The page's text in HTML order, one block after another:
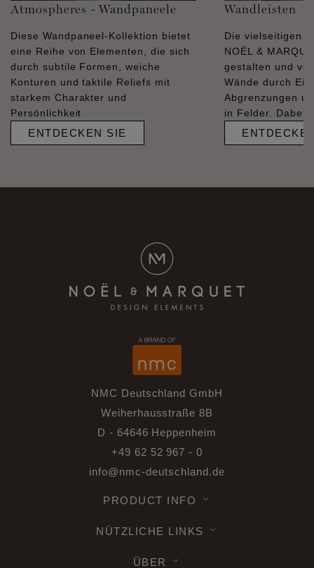
Atmospheres - Wandpaneele
Diese Wandpaneel-Kollektion bietet
eine Reihe von Elementen, die sich
durch subtile Formen, weiche
Konturen und taktile Reliefs mit
starkem Charakter und
Persönlichkeit
ENTDECKEN SIE
Wandleisten
Die vielseitigen
NOËL &
gestalten und
Wände durch
Abgrenzungen
in Felder. Dabei
NMC Deutschland GmbH
Weiherhausstraße 8B
D - 64646 Heppenheim
+49 62 52 967 - 0
info@nmc-deutschland.de
PRODUCT INFO
NÜTZLICHE LINKS
ÜBER